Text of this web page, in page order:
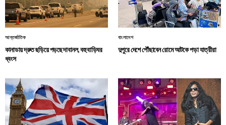
আন্তর্জাতিক
কানাডায় দ্রুত ছড়িয়ে পড়ছে দাবানল, বহু বাড়িঘর
ধ্বংস
বাংলাদেশ
দুপুরে দেশে পৌঁছাবেন রোমে আটকে পড়া যাত্রীরা